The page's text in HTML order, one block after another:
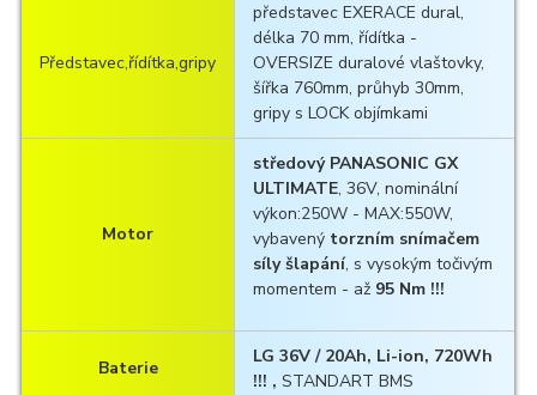
Představec,řídítka,gripy
představec EXERACE dural,
délka 70 mm, řídítka -
OVERSIZE duralové vlaštovky,
šířka 760mm, průhyb 30mm,
gripy s LOCK objímkami
Motor
středový PANASONIC GX
ULTIMATE, 36V, nominální
výkon:250W - MAX:550W,
vybavený torzním snímačem
síly šlapání, s vysokým točivým
momentem - až 95 Nm !!!
Baterie
LG 36V / 20Ah, Li-ion, 720Wh
!!! ,STANDART BMS